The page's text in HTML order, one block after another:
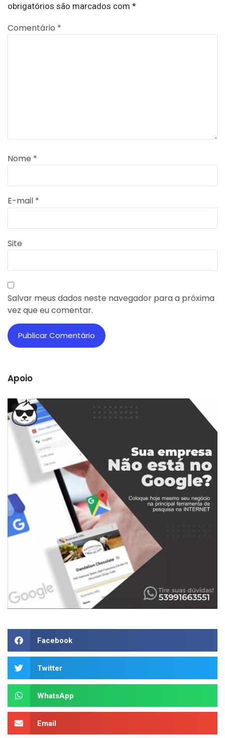
obrigatórios são marcados com *
Comentário *
Nome *
E-mail *
Site
Salvar meus dados neste navegador para a próxima
vez que eu comentar.
Apoio
Facebook
Twitter
WhatsApp
Email